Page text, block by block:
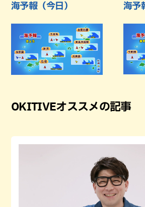
海予報（今日） 海予
OKITIVEオススメの記事